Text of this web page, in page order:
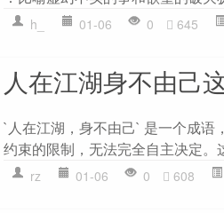
h_ 01-06 0 645
人在江湖身不由己
`人在江湖，身不由己` 是一个成
约束的限制，无法完全自主决定。
rz 01-06 0 608